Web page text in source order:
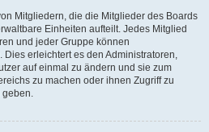
Mitgliedern, die die Mitglieder des Boards
Einheiten aufteilt. Jedes Mitglied
und jeder Gruppe können
erleichtert es den Administratoren,
auf einmal zu ändern und sie zum
zu machen oder ihnen Zugriff zu
geben.